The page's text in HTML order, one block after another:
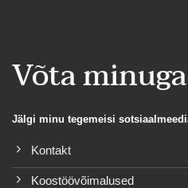
Võta
Jälgi minu tegemeisi
Kontakt
Koostöövõimalused